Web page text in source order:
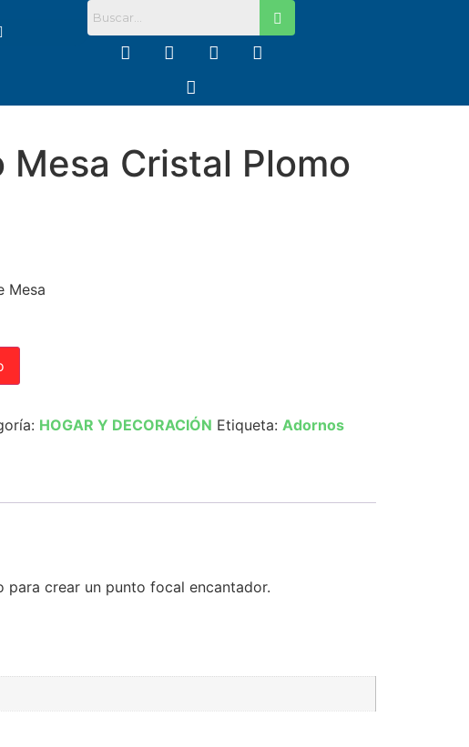
Mesa Cristal Plomo
Mesa
HOGAR Y DECORACIÓN Etiqueta: Adornos
crear un punto focal encantador.